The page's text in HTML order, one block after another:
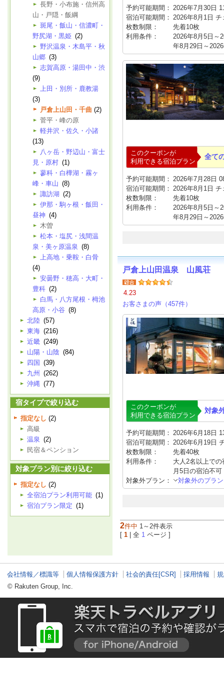
長野・小布施・信州高
山・戸隠・飯綱
斑尾・飯山・信濃町・
野尻湖・黒姫 (2)
野沢温泉・木島平・秋
山郷 (3)
志賀高原・湯田中・渋
(9)
上田・別所・鹿教湯
(3)
戸倉上山田・千曲 (2)
菅平・峰の原
軽井沢・佐久・小諸
(13)
八ヶ岳・野辺山・富士
見・原村 (1)
蓼科・白樺湖・霧ヶ
峰・車山 (8)
諏訪湖 (2)
伊那・駒ヶ根・飯田・
昼神 (4)
木曽
松本・塩尻・浅間温
泉・美ヶ原温泉 (8)
上高地・乗鞍・白骨
(4)
安曇野・穂高・大町・
豊科 (2)
白馬・八方尾根・栂池
高原・小谷 (8)
北陸 (57)
東海 (216)
近畿 (249)
山陽・山陰 (84)
四国 (39)
九州
(262)
沖縄 (77)
宿タイプで絞り込む
指定なし (2)
高級
温泉 (2)
民宿＆ペンション
対象プラン別に絞り込む
指定なし (2)
全宿泊プラン利用可能 (1)
宿泊プラン限定 (1)
予約可能期間： 2026年7月30日
宿泊可能期間： 2026年8月1日
枚数制限：
先着10枚
利用条件：
2026年8月5日～
年8月29日～
このクーポンが
利用できる宿泊プラン
全て
予約可能期間： 2026年7月28日
宿泊可能期間： 2026年8月1日
枚数制限：
先着10枚
利用条件：
2026年8月5日～
年8月29日～
戸倉上山田温泉 山風荘
4.23
お客さまの声（457件）
このクーポンが
利用できる宿泊プラン
対象
予約可能期間： 2026年6月18日
宿泊可能期間： 2026年6月19日
枚数制限：
先着40枚
利用条件：
大人2名以上で
月5日の宿泊不
対象外プラン：
対象外のプラ
2件中 1～2件表示
[ 1 | 全 1 ページ ]
会社情報／標識等 個人情報保護方針 社会的責任[CSR] 採用情報
© Rakuten Group, Inc.